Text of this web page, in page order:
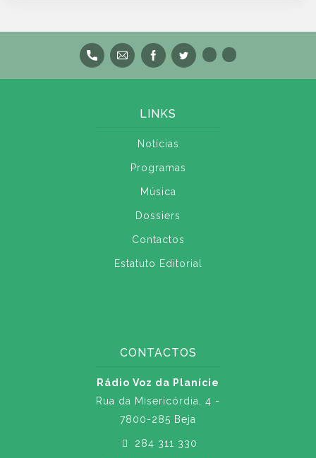
LINKS
Notícias
Programas
Música
Dossiers
Contactos
Estatuto Editorial
CONTACTOS
Rádio Voz da Planície
Rua da Misericórdia, 4 -
7800-285 Beja
284 311 330